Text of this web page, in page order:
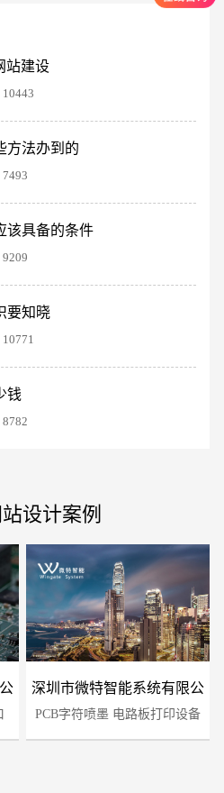
站建设
方法办到的
该具备的条件
要知晓
钱
设计案例
深圳市微特智能系统有限公
司
PCB字符喷墨 电路板打印设备
站 · 标准企业官网建设
台开发